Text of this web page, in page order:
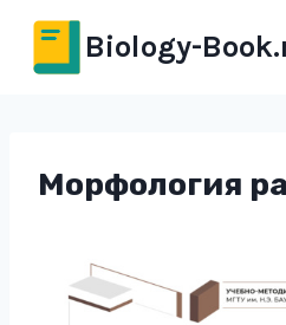
Перейти
содержимому
Biology-
Морфология